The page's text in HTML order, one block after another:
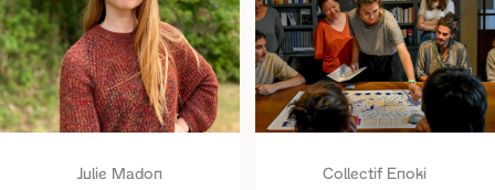
Julie Madon Collectif Enoki